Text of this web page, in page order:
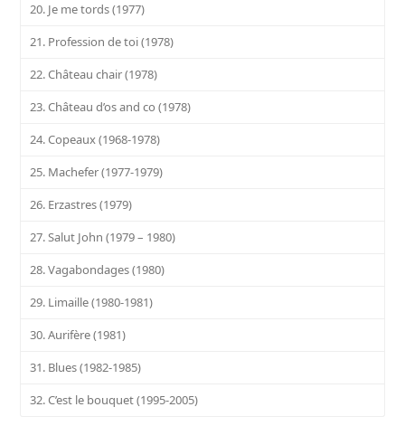
20. Je me tords (1977)
21. Profession de toi (1978)
22. Château chair (1978)
23. Château d’os and co (1978)
24. Copeaux (1968-1978)
25. Machefer (1977-1979)
26. Erzastres (1979)
27. Salut John (1979 – 1980)
28. Vagabondages (1980)
29. Limaille (1980-1981)
30. Aurifère (1981)
31. Blues (1982-1985)
32. C’est le bouquet (1995-2005)